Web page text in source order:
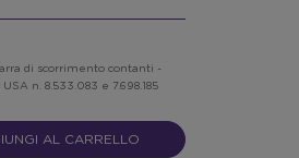
di scorrimento contanti -
n. 8.533.083 e 7.698.185
AL CARRELLO